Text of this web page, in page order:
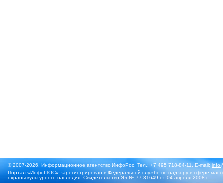
© 2007-2026, Информационное агентство ИнфоРос. Тел.: +7 495 718-84-11, E-mail:
Портал «ИнфоШОС» зарегистрирован в Федеральной службе по надзору в сфере
охраны культурного наследия. Свидетельство Эл № 77-31649 от 04 апреля 2008 г.